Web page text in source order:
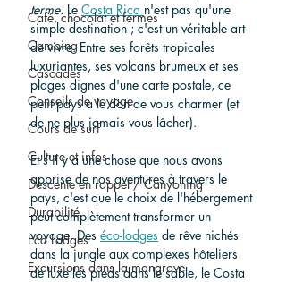
Café, chocolat et fermes
Camping
Cascades
Conseils de voyage
Cours de surf
Culture et infos
Descente en rappel / Canyoning
Durabilité
Eco Lodges
Excursions dans la mangrove
terme. Le Costa Rica n'est pas qu'une
simple destination ; c'est un véritable art
de vivre. Entre ses forêts tropicales
luxuriantes, ses volcans brumeux et ses
plages dignes d'une carte postale, ce
petit pays a le don de vous charmer (et
de ne plus jamais vous lâcher).
Et s'il y a une chose que nous avons
apprise de nos aventures à travers le
pays, c'est que le choix de l'hébergement
peut complètement transformer un
voyage. Des éco-lodges de rêve nichés
dans la jungle aux complexes hôteliers
de luxe les pieds dans le sable, le Costa